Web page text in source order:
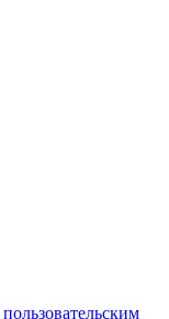
пользовательским